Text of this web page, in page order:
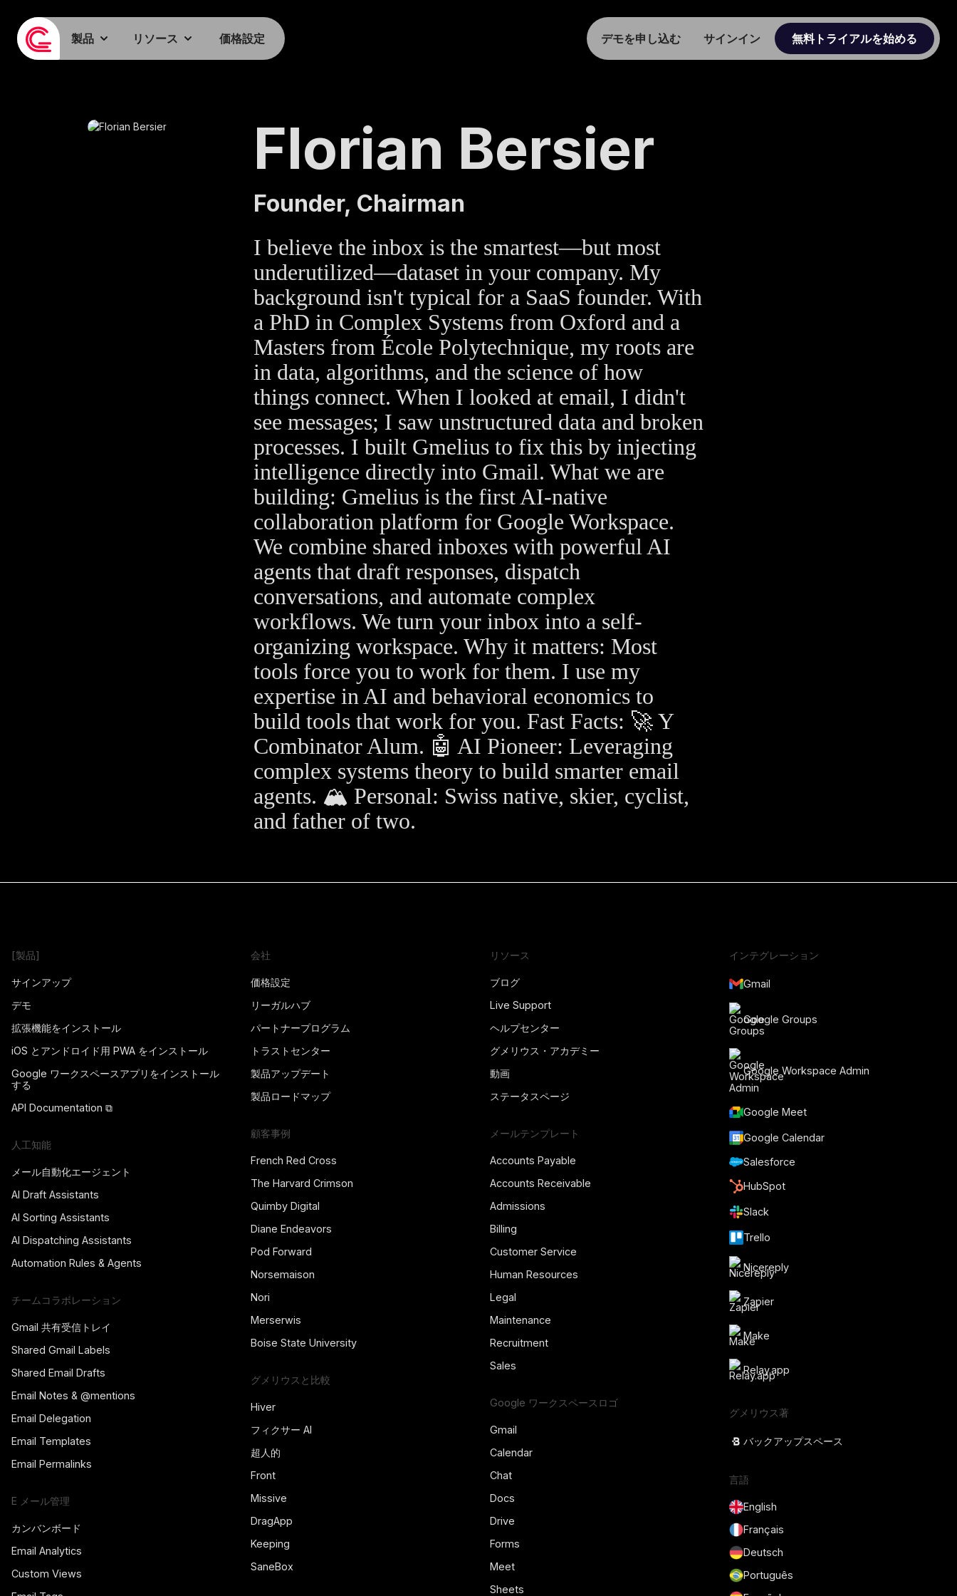
製品 リソース 価格設定 デモを申し込む サインイン 無料トライアルを始める
Florian Bersier
Founder, Chairman
I believe the inbox is the smartest—but most
underutilized—dataset in your company. My
background isn't typical for a SaaS founder. With
a PhD in Complex Systems from Oxford and a
Masters from École Polytechnique, my roots are
in data, algorithms, and the science of how
things connect. When I looked at email, I didn't
see messages; I saw unstructured data and broken
processes. I built Gmelius to fix this by injecting
intelligence directly into Gmail. What we are
building: Gmelius is the first AI-native
collaboration platform for Google Workspace.
We combine shared inboxes with powerful AI
agents that draft responses, dispatch
conversations, and automate complex
workflows. We turn your inbox into a self-
organizing workspace. Why it matters: Most
tools force you to work for them. I use my
expertise in AI and behavioral economics to
build tools that work for you. Fast Facts: 🚀 Y
Combinator Alum. 🤖 AI Pioneer: Leveraging
complex systems theory to build smarter email
agents. 🏔 Personal: Swiss native, skier, cyclist,
and father of two.
[製品]
サインアップ
デモ
拡張機能をインストール
iOS とアンドロイド用 PWA をインストール
Google ワークスペースアプリをインストール
する
API Documentation ⧉
人工知能
メール自動化エージェント
AI Draft Assistants
AI Sorting Assistants
AI Dispatching Assistants
Automation Rules & Agents
チームコラボレーション
Gmail 共有受信トレイ
Shared Gmail Labels
Shared Email Drafts
Email Notes & @mentions
Email Delegation
Email Templates
Email Permalinks
E メール管理
カンバンボード
Email Analytics
Custom Views
会社
価格設定
リーガルハブ
パートナープログラム
トラストセンター
製品アップデート
製品ロードマップ
顧客事例
French Red Cross
The Harvard Crimson
Quimby Digital
Diane Endeavors
Pod Forward
Norsemaison
Nori
Merserwis
Boise State University
グメリウスと比較
Hiver
フィクサー AI
超人的
Front
Missive
DragApp
Keeping
SaneBox
リソース
ブログ
Live Support
ヘルプセンター
グメリウス・アカデミー
動画
ステータスページ
メールテンプレート
Accounts Payable
Accounts Receivable
Admissions
Billing
Customer Service
Human Resources
Legal
Maintenance
Recruitment
Sales
Google ワークスペースロゴ
Gmail
Calendar
Chat
Docs
Drive
Forms
Meet
Sheets
インテグレーション
Gmail
Google Groups
Google Workspace Admin
Google Meet
Google Calendar
Salesforce
HubSpot
Slack
Trello
Nicereply
Zapier
Make
Relay.app
グメリウス著
バックアップスペース
言語
English
Français
Deutsch
Português